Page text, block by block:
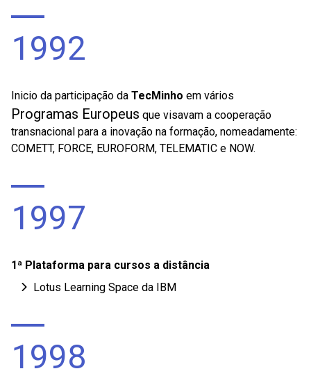
1992
Inicio da participação da TecMinho em vários
Programas Europeus que visavam a cooperação
transnacional para a inovação na formação, nomeadamente:
COMETT, FORCE, EUROFORM, TELEMATIC e NOW.
1997
1ª Plataforma para cursos a distância
Lotus Learning Space da IBM
1998